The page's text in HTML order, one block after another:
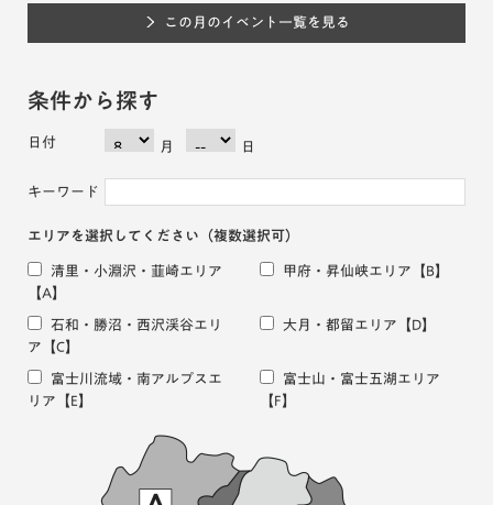
この月のイベント一覧を見る
条件から探す
日付 月 日
キーワード
エリアを選択してください （複数選択可）
清里・小淵沢・韮崎エリア
【A】
甲府・昇仙峡エリア 【B】
石和・勝沼・西沢渓谷エリ
ア 【C】
大月・都留エリア 【D】
富士川流域・南アルプスエ
リア 【E】
富士山・富士五湖エリア
【F】